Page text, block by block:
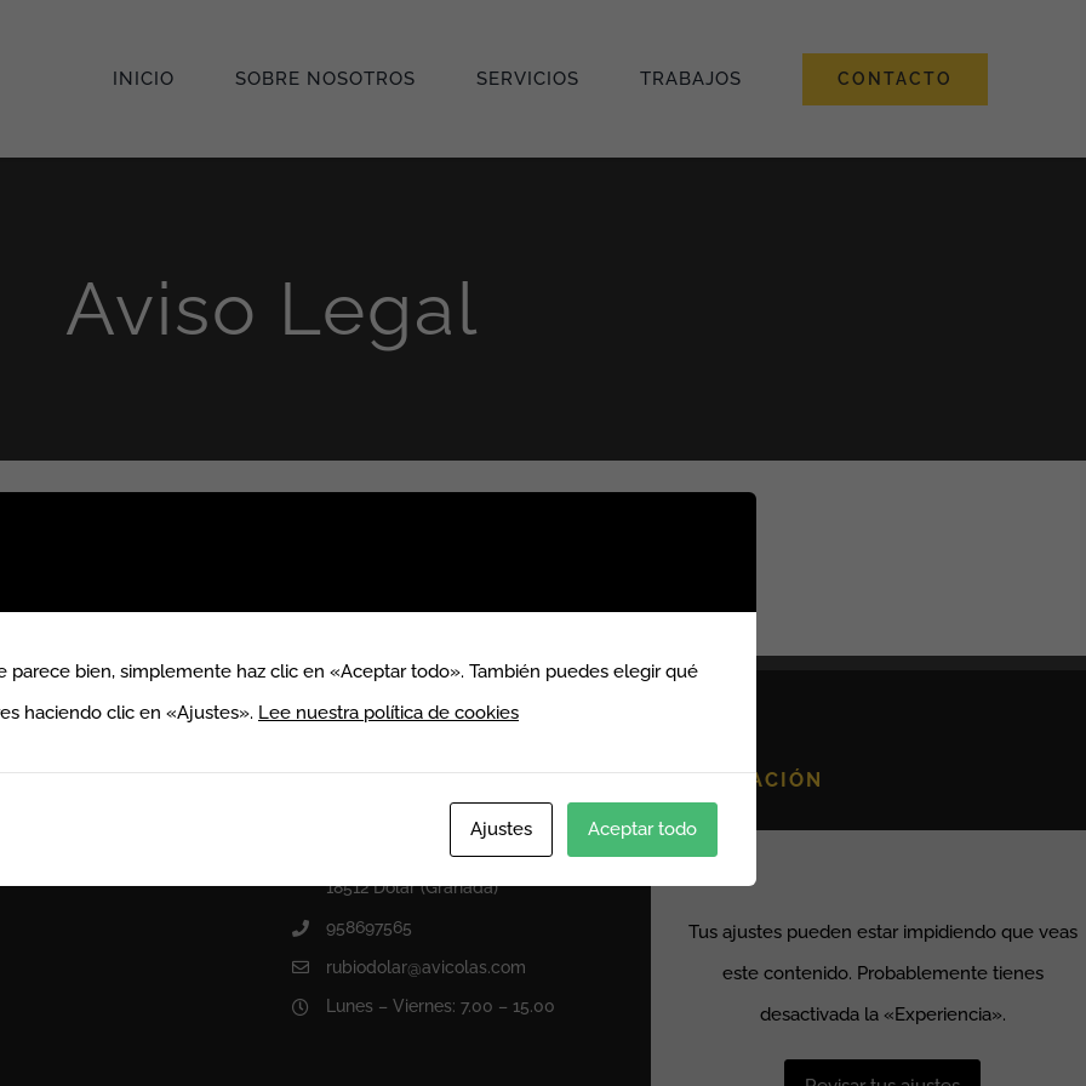
INICIO SOBRE NOSOTROS SERVICIOS TRABAJOS CONTACTO
Aviso Legal
CONTACTA CON NOSOTROS
Talleres Rubio Dólar
Calle Marquesado, 15
18512 Dólar (Granada)
958697565
rubiodolar@avicolas.com
Lunes – Viernes: 7.00 – 15.00
LOCALIZACIÓN
Tus ajustes pueden estar impidiendo que veas
este contenido. Probablemente tienes
desactivada la «Experiencia».
parece bien, simplemente haz clic en «Aceptar todo». También puedes elegir qué
haciendo clic en «Ajustes». Lee nuestra política de cookies
Ajustes Aceptar todo